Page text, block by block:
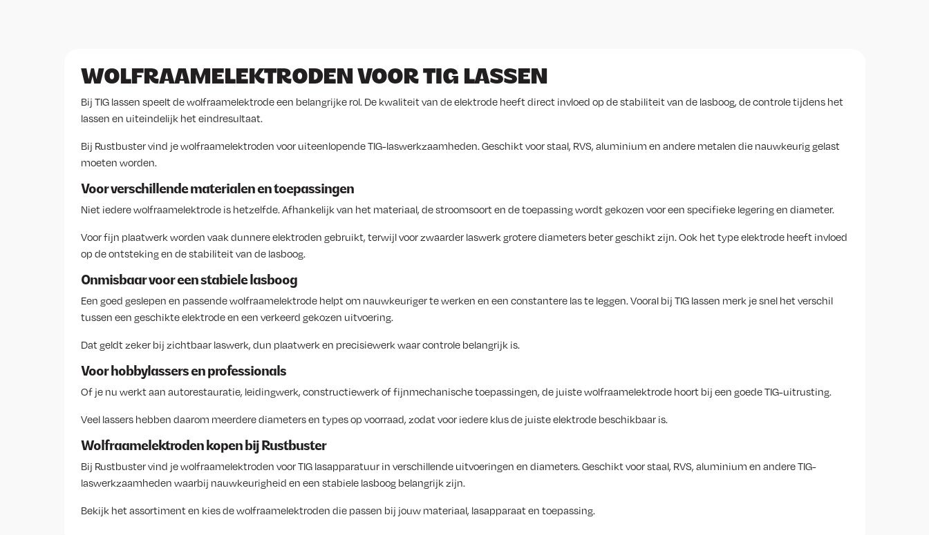
WOLFRAAMELEKTRODEN VOOR TIG LASSEN
Bij TIG lassen speelt de wolfraamelektrode een belangrijke rol. De kwaliteit van de elektrode heeft direct invloed op de stabiliteit van de lasboog, de controle tijdens het
lassen en uiteindelijk het eindresultaat.
Bij Rustbuster vind je wolfraamelektroden voor uiteenlopende TIG-laswerkzaamheden. Geschikt voor staal, RVS, aluminium en andere metalen die nauwkeurig gelast
moeten worden.
Voor verschillende materialen en toepassingen
Niet iedere wolfraamelektrode is hetzelfde. Afhankelijk van het materiaal, de stroomsoort en de toepassing wordt gekozen voor een specifieke legering en diameter.
Voor fijn plaatwerk worden vaak dunnere elektroden gebruikt, terwijl voor zwaarder laswerk grotere diameters beter geschikt zijn. Ook het type elektrode heeft invloed
op de ontsteking en de stabiliteit van de lasboog.
Onmisbaar voor een stabiele lasboog
Een goed geslepen en passende wolfraamelektrode helpt om nauwkeuriger te werken en een constantere las te leggen. Vooral bij TIG lassen merk je snel het verschil
tussen een geschikte elektrode en een verkeerd gekozen uitvoering.
Dat geldt zeker bij zichtbaar laswerk, dun plaatwerk en precisiewerk waar controle belangrijk is.
Voor hobbylassers en professionals
Of je nu werkt aan autorestauratie, leidingwerk, constructiewerk of fijnmechanische toepassingen, de juiste wolfraamelektrode hoort bij een goede TIG-uitrusting.
Veel lassers hebben daarom meerdere diameters en types op voorraad, zodat voor iedere klus de juiste elektrode beschikbaar is.
Wolfraamelektroden kopen bij Rustbuster
Bij Rustbuster vind je wolfraamelektroden voor TIG lasapparatuur in verschillende uitvoeringen en diameters. Geschikt voor staal, RVS, aluminium en andere TIG-
laswerkzaamheden waarbij nauwkeurigheid en een stabiele lasboog belangrijk zijn.
Bekijk het assortiment en kies de wolfraamelektroden die passen bij jouw materiaal, lasapparaat en toepassing.